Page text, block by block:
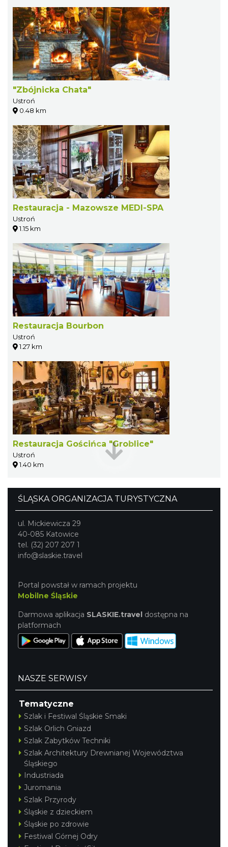
"Zbójnicka Chata"
Ustroń
0.48 km
Restauracja - Mazowsze MEDI-SPA
Ustroń
1.15 km
Restauracja Bourbon
Ustroń
1.27 km
Restauracja Gościńca "Groblice"
Ustroń
1.40 km
ŚLĄSKA ORGANIZACJA TURYSTYCZNA
ul. Mickiewicza 29
40-085 Katowice
tel. (32) 207 207 1
info@slaskie.travel
Portal powstał w ramach projektu
Mobilne Śląskie
Darmowa aplikacja SLASKIE.travel dostępna na
platformach
NASZE SERWISY
Tematyczne
Szlak i Festiwal Śląskie Smaki
Szlak Orlich Gniazd
Szlak Zabytków Techniki
Szlak Architektury Drewnianej Województwa
Śląskiego
Industriada
Juromania
Szlak Przyrody
Śląskie z dzieckiem
Śląskie po zdrowie
Festiwal Górnej Odry